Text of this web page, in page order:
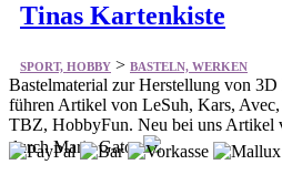
Tinas Kartenkiste
SPORT, HOBBY > BASTELN, WERKEN
Bastelmaterial zur Herstellung von
führen Artikel von LeSuh, Kars,
TBZ, HobbyFun. Neu bei uns Artikel
durch Maria Gato